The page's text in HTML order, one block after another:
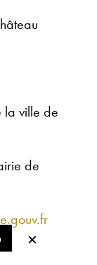
la ville de
de
×